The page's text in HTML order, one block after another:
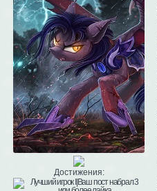
Достижения: